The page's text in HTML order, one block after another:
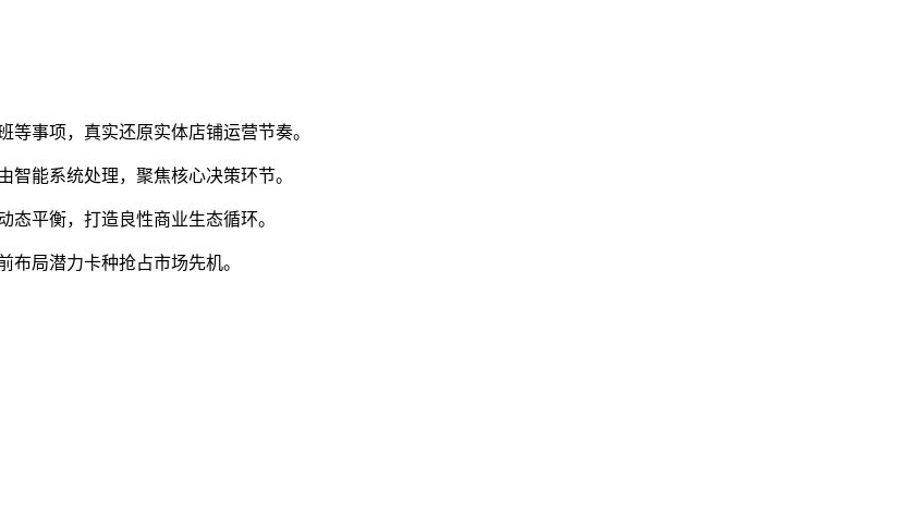
事项，真实还原实体店铺运营节奏。
能系统处理，聚焦核心决策环节。
平衡，打造良性商业生态循环。
局潜力卡种抢占市场先机。